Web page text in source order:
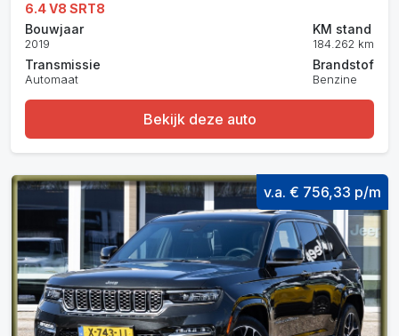
6.4 V8 SRT8
Bouwjaar
2019
Transmissie
Automaat
KM stand
184.262 km
Brandstof
Benzine
Bekijk deze auto
v.a. € 756,33 p/m